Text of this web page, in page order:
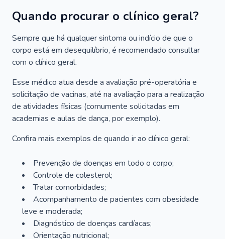
Quando procurar o clínico geral?
Sempre que há qualquer sintoma ou indício de que o
corpo está em desequilíbrio, é recomendado consultar
com o clínico geral.
Esse médico atua desde a avaliação pré-operatória e
solicitação de vacinas, até na avaliação para a realização
de atividades físicas (comumente solicitadas em
academias e aulas de dança, por exemplo).
Confira mais exemplos de quando ir ao clínico geral:
Prevenção de doenças em todo o corpo;
Controle de colesterol;
Tratar comorbidades;
Acompanhamento de pacientes com obesidade
leve e moderada;
Diagnóstico de doenças cardíacas;
Orientação nutricional;